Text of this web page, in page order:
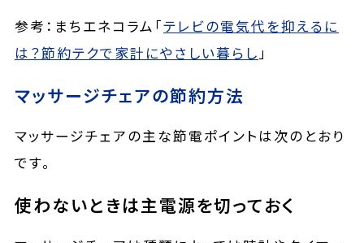
参考：まちエネコラム「テレビの電気代を抑えるに
は？節約テクで家計にやさしい暮らし 」
マッサージチェアの節約方法
マッサージチェアの主な節電ポイントは次のとおり
です。
使わないときは主電源を切っておく